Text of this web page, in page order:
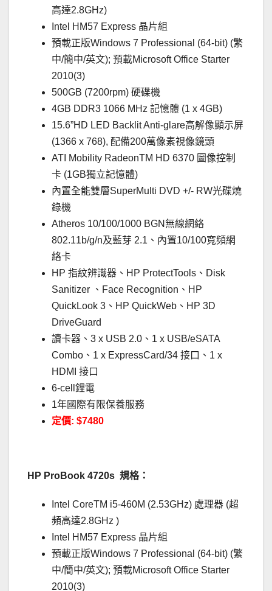
高達2.8GHz)
Intel HM57 Express 晶片組
預載正版Windows 7 Professional (64-bit) (繁
中/簡中/英文); 預載Microsoft Office Starter
2010(3)
500GB (7200rpm) 硬碟機
4GB DDR3 1066 MHz 記憶體 (1 x 4GB)
15.6”HD LED Backlit Anti-glare高解像顯示屏
(1366 x 768), 配備200萬像素視像鏡頭
ATI Mobility RadeonTM HD 6370 圖像控制
卡 (1GB獨立記憶體)
內置全能雙層SuperMulti DVD +/- RW光碟燒
錄機
Atheros 10/100/1000 BGN無線網絡
802.11b/g/n及藍芽 2.1、內置10/100寬頻網
絡卡
HP 指紋辨識器、HP ProtectTools、Disk
Sanitizer 、Face Recognition、HP
QuickLook 3、HP QuickWeb、HP 3D
DriveGuard
讀卡器、3 x USB 2.0、1 x USB/eSATA
Combo、1 x ExpressCard/34 接口、1 x
HDMI 接口
6-cell鋰電
1年國際有限保養服務
定價: $7480
HP ProBook 4720s 規格：
Intel CoreTM i5-460M (2.53GHz) 處理器 (超
頻高達2.8GHz )
Intel HM57 Express 晶片組
預載正版Windows 7 Professional (64-bit) (繁
中/簡中/英文); 預載Microsoft Office Starter
2010(3)